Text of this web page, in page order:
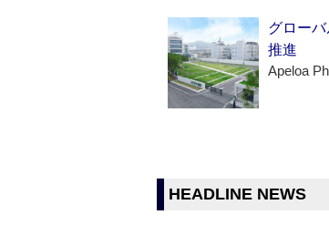
グロー
推進
Apeloa
HEADLINE NEWS